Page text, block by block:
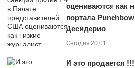
оцениваются как
портала
Десидерио
Сегодня 20:01
И это продается